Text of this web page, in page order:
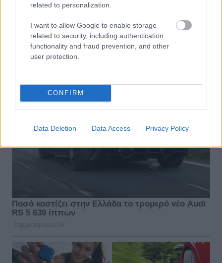
related to personalization.
I want to allow Google to enable storage
related to security, including authentication
functionality and fraud prevention, and other
user protection.
CONFIRM
Data Deletion Data Access Privacy Policy